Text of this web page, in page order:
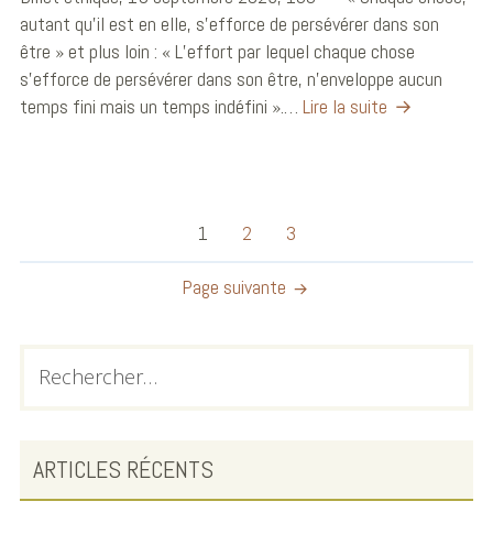
autant qu’il est en elle, s’efforce de persévérer dans son
être » et plus loin : « L’effort par lequel chaque chose
s’efforce de persévérer dans son être, n’enveloppe aucun
temps fini mais un temps indéfini ».… Lire la suite
1 2 3
Page suivante
ARTICLES RÉCENTS